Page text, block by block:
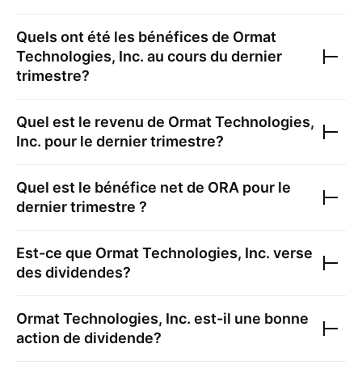
Quels ont été les bénéfices de Ormat
Technologies, Inc. au cours du dernier
trimestre?
Quel est le revenu de Ormat Technologies,
Inc. pour le dernier trimestre?
Quel est le bénéfice net de ORA pour le
dernier trimestre ?
Est-ce que Ormat Technologies, Inc. verse
des dividendes?
Ormat Technologies, Inc. est-il une bonne
action de dividende?